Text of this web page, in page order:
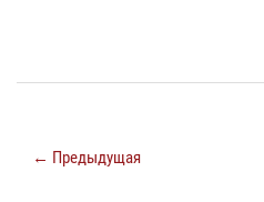
← Предыдущая